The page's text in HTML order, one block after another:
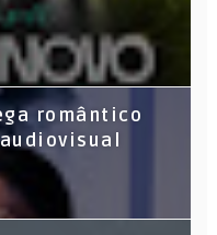
romântico